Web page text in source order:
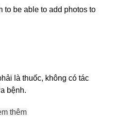
to be able to add photos to
là thuốc, không có tác
bệnh.
thêm